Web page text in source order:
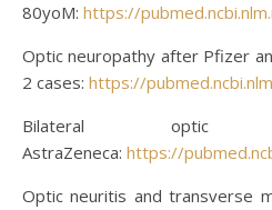
80yoM: https://
Optic neuropathy after Pfizer
2 cases: https://
Bilateral optic
AstraZeneca: https://
Optic neuritis and transverse